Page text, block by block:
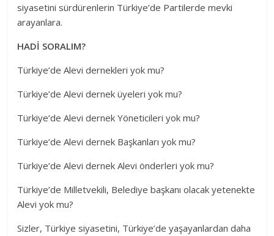
siyasetini sürdürenlerin Türkiye’de Partilerde mevki
arayanlara.
HADİ SORALIM?
Türkiye’de Alevi dernekleri yok mu?
Türkiye’de Alevi dernek üyeleri yok mu?
Türkiye’de Alevi dernek Yöneticileri yok mu?
Türkiye’de Alevi dernek Başkanları yok mu?
Türkiye’de Alevi dernek Alevi önderleri yok mu?
Türkiye’de Milletvekili, Belediye başkanı olacak yetenekte
Alevi yok mu?
Sizler, Türkiye siyasetini, Türkiye’de yaşayanlardan daha